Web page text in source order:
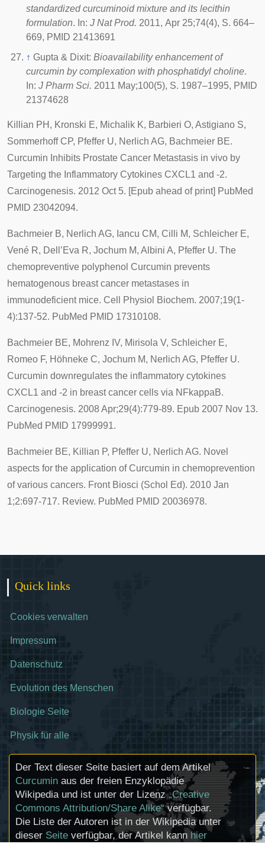
standardized curcuminoid mixture and its lecithin
formulation. In: J Nat Prod. 2011, Apr 25;74(4), S. 664–
669, PMID 21413691
↑ Gupta & Dixit: Bioavailability enhancement of
curcumin by complexation with phosphatidyl choline.
In: J Pharm Sci. 2011 May;100(5), S. 1987–1995, PMID
21374628
Killian PH, Kronski E, Michalik K, Barbieri O, Astigiano S,
Sommerhoff CP, Pfeffer U, Nerlich AG, Bachmeier BE.
Curcumin Inhibits Prostate Cancer Metastasis in vivo by
Targeting the Inflammatory Cytokines CXCL1 and -2.
Carcinogenesis. 2012 Oct 5. [Epub ahead of print] PubMed
PMID 23042094.
Bachmeier B, Nerlich AG, Iancu CM, Cilli M, Schleicher E,
Vené R, Dell’Eva R, Jochum M, Albini A, Pfeffer U. The
chemopreventive polyphenol Curcumin prevents
hematogenous breast cancer metastases in
immunodeficient mice. Cell Physiol Biochem. 2007;19(1-
4):137-52. PubMed PMID 17310108.
Bachmeier BE, Mohrenz IV, Mirisola V, Schleicher E,
Romeo F, Höhneke C, Jochum M, Nerlich AG, Pfeffer U.
Curcumin downregulates the inflammatory cytokines
CXCL1 and -2 in breast cancer cells via NFkappaB.
Carcinogenesis. 2008 Apr;29(4):779-89. Epub 2007 Nov 13.
PubMed PMID 17999991.
Bachmeier BE, Killian P, Pfeffer U, Nerlich AG. Novel
aspects for the application of Curcumin in chemoprevention
of various cancers. Front Biosci (Schol Ed). 2010 Jan
1;2:697-717. Review. PubMed PMID 20036978.
Quick links
Cookies verwalten
Impressum
Datenschutz
Evolution des Menschen
Biologie Seite
Physik für alle
Der Text dieser Seite basiert auf dem Artikel
Curcumin aus der freien Enzyklopädie
Wikipedia und ist unter der Lizenz„Creative
Commons Attribution/Share Alike“verfügbar.
Die Liste der Autoren ist in der Wikipedia unter
dieser Seite verfügbar, der Artikel kannhier